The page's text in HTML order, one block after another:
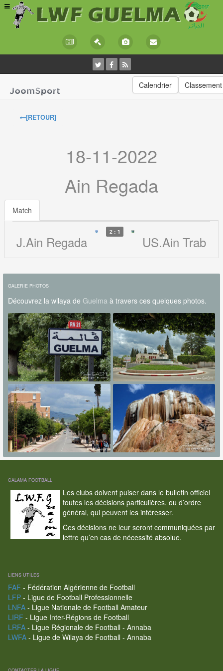
Calendrier Classement
[RETOUR]
18-11-2022
Ain Regada
Match
J.Ain Regada
2 : 1
US.Ain Trab
GALERIE PHOTOS
Découvrez la wilaya de Guelma à travers ces quelques photos.
CALAMA FOOTBALL
Les clubs doivent puiser dans le bulletin officiel
toutes les décisions particulières, ou d’ordre
général, qui peuvent les intéresser.
Ces décisions ne leur seront communiquées par
lettre qu’en cas de nécessité absolue.
LIENS UTILES
FAF - Fédération Algérienne de Football
LFP- Ligue de Football Professionnelle
LNFA- Ligue Nationale de Football Amateur
LIRF - Ligue Inter-Régions de Football
LRFA- Ligue Régionale de Football - Annaba
LWFA- Ligue de Wilaya de Football - Annaba